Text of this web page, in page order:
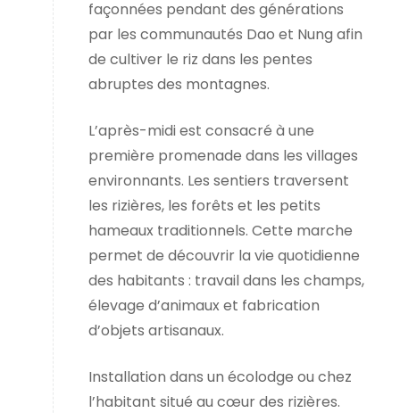
façonnées pendant des générations
par les communautés Dao et Nung afin
de cultiver le riz dans les pentes
abruptes des montagnes.
L’après-midi est consacré à une
première promenade dans les villages
environnants. Les sentiers traversent
les rizières, les forêts et les petits
hameaux traditionnels. Cette marche
permet de découvrir la vie quotidienne
des habitants : travail dans les champs,
élevage d’animaux et fabrication
d’objets artisanaux.
Installation dans un écolodge ou chez
l’habitant situé au cœur des rizières.